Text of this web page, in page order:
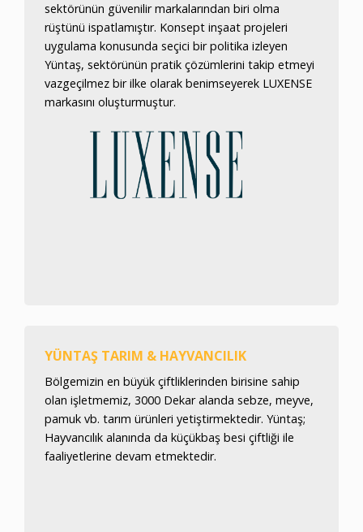
sektörünün güvenilir markalarından biri olma
rüştünü ispatlamıştır. Konsept inşaat projeleri
uygulama konusunda seçici bir politika izleyen
Yüntaş, sektörünün pratik çözümlerini takip etmeyi
vazgeçilmez bir ilke olarak benimseyerek LUXENSE
markasını oluşturmuştur.
YÜNTAŞ TARIM & HAYVANCILIK
Bölgemizin en büyük çiftliklerinden birisine sahip
olan işletmemiz, 3000 Dekar alanda sebze, meyve,
pamuk vb. tarım ürünleri yetiştirmektedir. Yüntaş;
Hayvancılık alanında da küçükbaş besi çiftliği ile
faaliyetlerine devam etmektedir.